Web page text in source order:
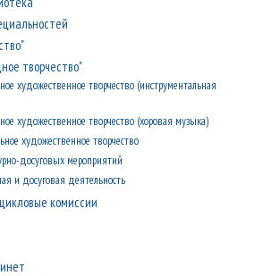
творчество"
художественное творчество (хоровая музыка)
художественное творчество
досуговых мероприятий
и досуговая деятельность
комиссии